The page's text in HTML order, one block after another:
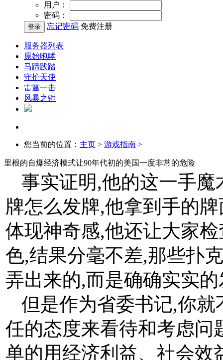
用户：
密码：
忘记密码 免费注册
服务器列表
原始咆哮
马蹄践踏
守护天使
雷霆一击
风暴之锤
您当前的位置： 主页 > 游戏指南 >
里根的自爆经济模式让90年代初的美国一度非常的危险
事实证明,他的这一手
牌怎么发牌,他拿到手的
体现神奇感,他还让大家
色,结果分毫不差,那些扑
弄出来的,而是确确实实
但是作为省委书记,你
任的态度来看待和考虑问
单的用经济利益、社会效